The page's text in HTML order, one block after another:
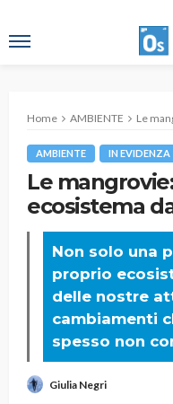
Home AMBIENTE Le
AMBIENTE IN EVIDENZA
Le
ecosistema
Non solo una
proprio
delle nostre
cambiamenti
spesso non
Giulia Negri